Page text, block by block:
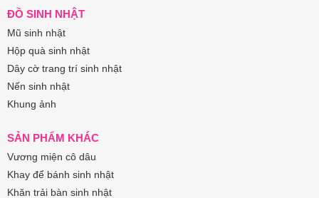
ĐỒ SINH NHẬT
Mũ sinh nhật
Hộp quà sinh nhật
Dây cờ trang trí sinh nhật
Nến sinh nhật
Khung ảnh
SẢN PHẨM KHÁC
Vương miện cô dâu
Khay để bánh sinh nhật
Khăn trải bàn sinh nhật